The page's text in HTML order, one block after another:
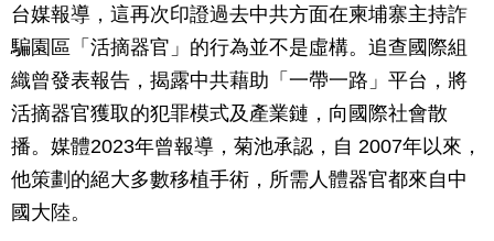
台媒報導，這再次印證過去中共方面在柬埔寨主持詐
騙園區「活摘器官」的行為並不是虛構。追查國際組
織曾發表報告，揭露中共藉助「一帶一路」平台，將
活摘器官獲取的犯罪模式及產業鏈，向國際社會散
播。媒體2023年曾報導，菊池承認，自 2007年以來，
他策劃的絕大多數移植手術，所需人體器官都來自中
國大陸。